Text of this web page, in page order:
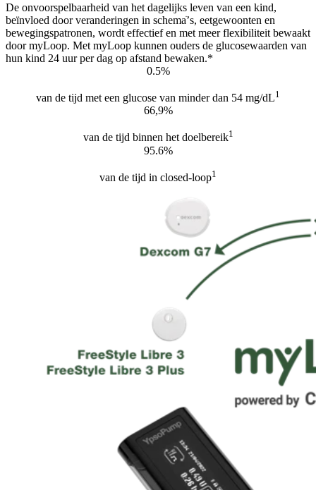
De onvoorspelbaarheid van het dagelijks leven van een kind,
beïnvloed door veranderingen in schemaֹ’s, eetgewoonten en
bewegingspatronen, wordt effectief en met meer flexibiliteit bewaakt
door myLoop. Met myLoop kunnen ouders de glucosewaarden van
hun kind 24 uur per dag op afstand bewaken.*
0.5%
van de tijd met een glucose van minder dan 54 mg/dL1
66,9%
van de tijd binnen het doelbereik1
95.6%
van de tijd in closed-loop1